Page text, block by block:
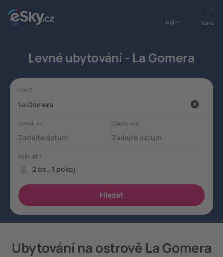
Menu
Log in
Levné ubytování - La Gomera
Ubytování na ostrově La Gomera